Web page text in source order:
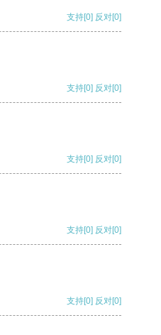
支持[0] 反对[0]
支持[0] 反对[0]
支持[0] 反对[0]
支持[0] 反对[0]
支持[0] 反对[0]